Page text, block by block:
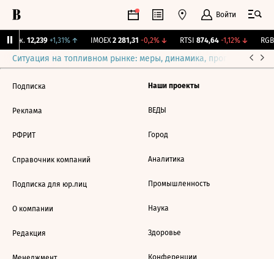
Войти
Бирж. 12,239 +1,31%↑ IMOEX 2 281,31 -0,2%↓ RTSI 874,64 -1,12%↓ RGBI
Ситуация на топливном рынке: меры, динамика, прогнозы
Подписка
Реклама
РФРИТ
Справочник компаний
Подписка для юр.лиц
О компании
Редакция
Наши проекты
ВЕДЫ
Город
Аналитика
Промышленность
Наука
Здоровье
Конференции